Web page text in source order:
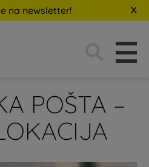
na newsletter!
POŠTA –